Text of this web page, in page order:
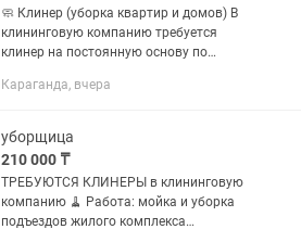
🧼 Клинер (уборка квартир и домов) В
клининговую компанию требуется
клинер на постоянную основу по
оплаты: •Оклад: среднем выходит от
Караганда, вчера
уборщица
210 000 ₸
ТРЕБУЮТСЯ КЛИНЕРЫ в клининговую
компанию 🧹 Работа: мойка и уборка
подъездов жилого комплекса